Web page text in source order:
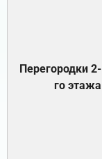
Перегородки 2-
го этажа